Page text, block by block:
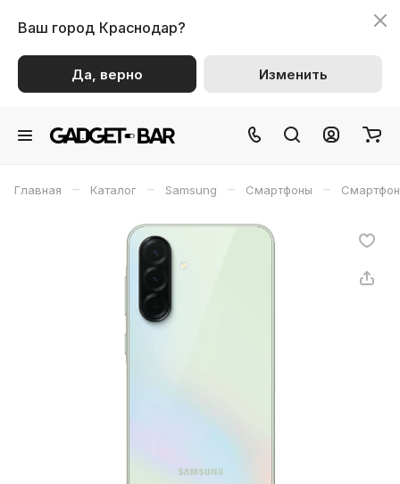
Ваш город Краснодар?
Да, верно Изменить
Главная – Каталог – Samsung – Смартфоны –